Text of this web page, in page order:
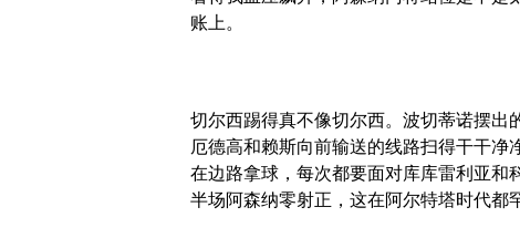
账上。
切尔西踢得真不像切尔西。波切蒂诺摆出
厄德高和赖斯向前输送的线路扫得干干
在边路拿球，每次都要面对库库雷利亚和
半场阿森纳零射正，这在阿尔特塔时代都